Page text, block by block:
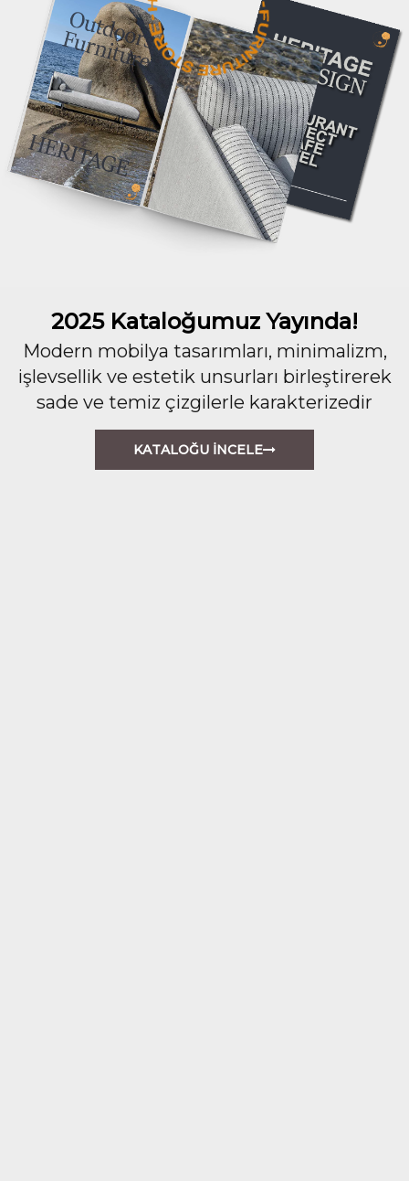
2025 Kataloğumuz Yayında!
Modern mobilya tasarımları, minimalizm,
işlevsellik ve estetik unsurları birleştirerek
sade ve temiz çizgilerle karakterizedir
KATALOĞU İNCELE